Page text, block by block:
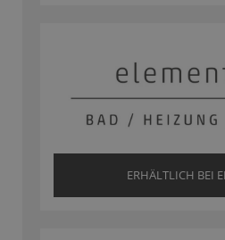
ERHÄLTLICH BEI